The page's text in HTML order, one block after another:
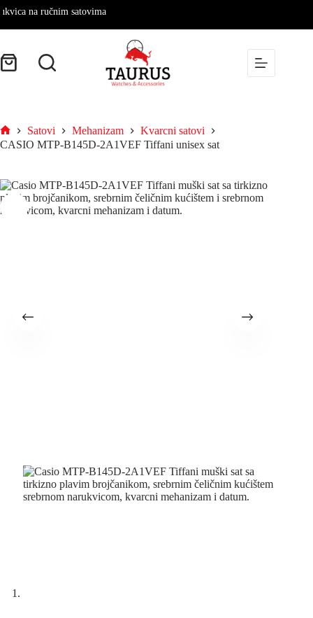
na ručnim satovima
Satovi Mehanizam
Kvarcni satovi
CASIO MTP-B145D-2A1VEF Tiffani unisex sat